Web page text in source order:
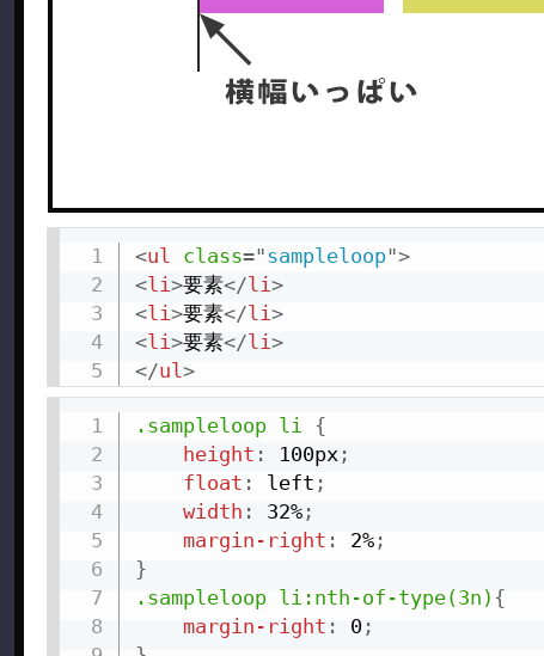
<ul class="sampleloop">
<li>要素</ li>
<li>要素</ li>
<li>要素</ li>
</ul>
.sampleloop li
{
height : 100px;
float : left ;
width : 32%;
margin-right : 2%;
}
.sampleloop li:nth-of-type(3n) {
margin-right : 0;